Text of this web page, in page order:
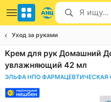
Уход за руками
Крем для рук Домашний
увлажняющий 42 мл
ЭЛЬФА НПО ФАРМАЦЕВТИЧЕСКАЯ